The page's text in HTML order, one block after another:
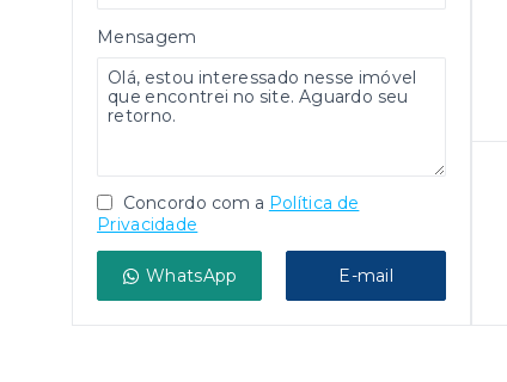
Mensagem
Concordo com a Política de
Privacidade
WhatsApp E-mail